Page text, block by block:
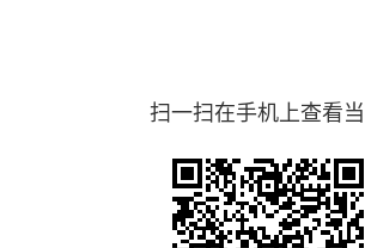
扫一扫在手机上查看